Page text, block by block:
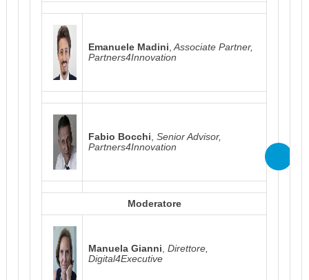
Emanuele Madini Associate Partner,
Partners4Innovation
Fabio Bocchi ,Senior Advisor,
Partners4Innovation
Moderatore
Manuela Gianni ,Direttore,
Digital4Executive